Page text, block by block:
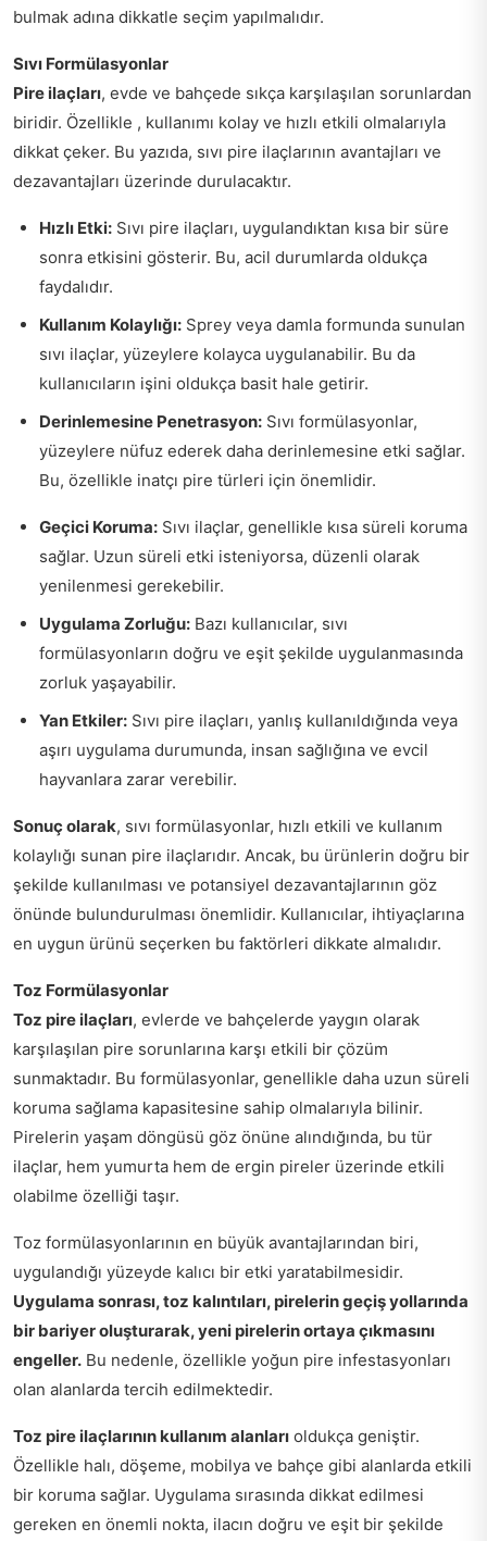
bulmak adına dikkatle seçim yapılmalıdır.
Sıvı Formülasyonlar
Pire ilaçları, evde ve bahçede sıkça karşılaşılan sorunlardan
biridir. Özellikle , kullanımı kolay ve hızlı etkili olmalarıyla
dikkat çeker. Bu yazıda, sıvı pire ilaçlarının avantajları ve
dezavantajları üzerinde durulacaktır.
Hızlı Etki: Sıvı pire ilaçları, uygulandıktan kısa bir süre
sonra etkisini gösterir. Bu, acil durumlarda oldukça
faydalıdır.
Kullanım Kolaylığı: Sprey veya damla formunda sunulan
sıvı ilaçlar, yüzeylere kolayca uygulanabilir. Bu da
kullanıcıların işini oldukça basit hale getirir.
Derinlemesine Penetrasyon: Sıvı formülasyonlar,
yüzeylere nüfuz ederek daha derinlemesine etki sağlar.
Bu, özellikle inatçı pire türleri için önemlidir.
Geçici Koruma: Sıvı ilaçlar, genellikle kısa süreli koruma
sağlar. Uzun süreli etki isteniyorsa, düzenli olarak
yenilenmesi gerekebilir.
Uygulama Zorluğu: Bazı kullanıcılar, sıvı
formülasyonların doğru ve eşit şekilde uygulanmasında
zorluk yaşayabilir.
Yan Etkiler: Sıvı pire ilaçları, yanlış kullanıldığında veya
aşırı uygulama durumunda, insan sağlığına ve evcil
hayvanlara zarar verebilir.
Sonuç olarak, sıvı formülasyonlar, hızlı etkili ve kullanım
kolaylığı sunan pire ilaçlarıdır. Ancak, bu ürünlerin doğru bir
şekilde kullanılması ve potansiyel dezavantajlarının göz
önünde bulundurulması önemlidir. Kullanıcılar, ihtiyaçlarına
en uygun ürünü seçerken bu faktörleri dikkate almalıdır.
Toz Formülasyonlar
Toz pire ilaçları, evlerde ve bahçelerde yaygın olarak
karşılaşılan pire sorunlarına karşı etkili bir çözüm
sunmaktadır. Bu formülasyonlar, genellikle daha uzun süreli
koruma sağlama kapasitesine sahip olmalarıyla bilinir.
Pirelerin yaşam döngüsü göz önüne alındığında, bu tür
ilaçlar, hem yumurta hem de ergin pireler üzerinde etkili
olabilme özelliği taşır.
Toz formülasyonlarının en büyük avantajlarından biri,
uygulandığı yüzeyde kalıcı bir etki yaratabilmesidir.
Uygulama sonrası, toz kalıntıları, pirelerin geçiş yollarında
bir bariyer oluşturarak, yeni pirelerin ortaya çıkmasını
engeller. Bu nedenle, özellikle yoğun pire infestasyonları
olan alanlarda tercih edilmektedir.
Toz pire ilaçlarının kullanım alanları oldukça geniştir.
Özellikle halı, döşeme, mobilya ve bahçe gibi alanlarda etkili
bir koruma sağlar. Uygulama sırasında dikkat edilmesi
gereken en önemli nokta, ilacın doğru ve eşit bir şekilde